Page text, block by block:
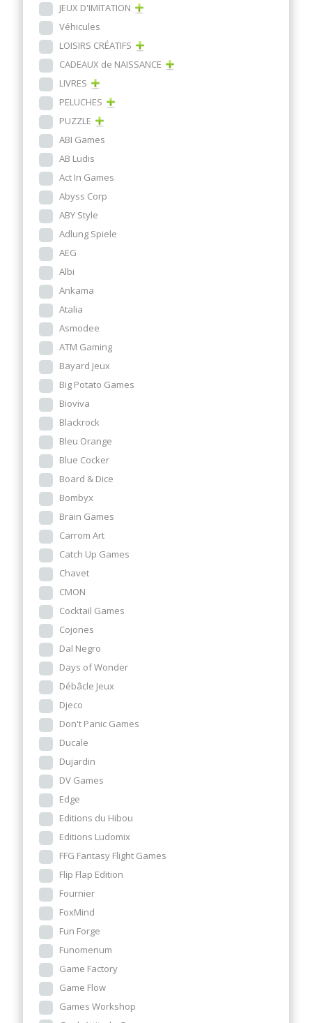
JEUX D'IMITATION
Véhicules
LOISIRS CRÉATIFS
CADEAUX de NAISSANCE
LIVRES
PELUCHES
PUZZLE
ABI Games
AB Ludis
Act In Games
Abyss Corp
ABY Style
Adlung Spiele
AEG
Albi
Ankama
Atalia
Asmodee
ATM Gaming
Bayard Jeux
Big Potato Games
Bioviva
Blackrock
Bleu Orange
Blue Cocker
Board & Dice
Bombyx
Brain Games
Carrom Art
Catch Up Games
Chavet
CMON
Cocktail Games
Cojones
Dal Negro
Days of Wonder
Débâcle Jeux
Djeco
Don't Panic Games
Ducale
Dujardin
DV Games
Edge
Editions du Hibou
Editions Ludomix
FFG Fantasy Flight Games
Flip Flap Edition
Fournier
FoxMind
Fun Forge
Funomenum
Game Factory
Game Flow
Games Workshop